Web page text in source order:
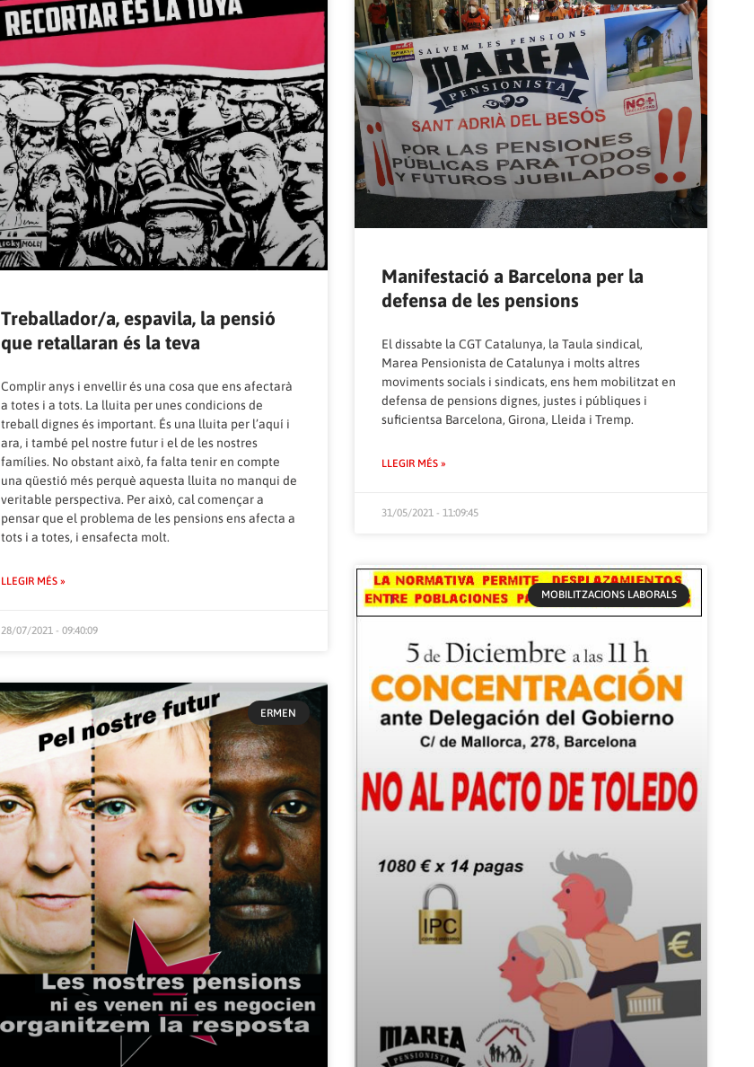
Treballador/a, espavila, la pensió
que retallaran és la teva
Complir anys i envellir és una cosa que ens afectarà
a totes i a tots. La lluita per unes condicions de
treball dignes és important. És una lluita per l’aquí i
ara, i també pel nostre futur i el de les nostres
famílies. No obstant això, fa falta tenir en compte
una qüestió més perquè aquesta lluita no manqui de
veritable perspectiva. Per això, cal començar a
pensar que el problema de les pensions ens afecta a
tots i a totes, i ensafecta molt.
LLEGIR MÉS »
28/07/2021 - 09:40:09
Manifestació a Barcelona per la
defensa de les pensions
El dissabte la CGT Catalunya, la Taula sindical,
Marea Pensionista de Catalunya i molts altres
moviments socials i sindicats, ens hem mobilitzat en
defensa de pensions dignes, justes i públiques i
suficientsa Barcelona, Girona, Lleida i Tremp.
LLEGIR MÉS »
31/05/2021 - 11:09:45
ERMEN
MOBILITZACIONS LABORALS